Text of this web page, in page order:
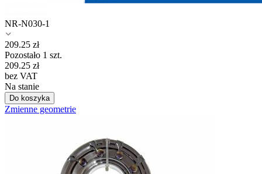
NR-N030-1
209.25 zł
Pozostało 1 szt.
209.25 zł
bez VAT
Na stanie
Do koszyka
Zmienne geometrie